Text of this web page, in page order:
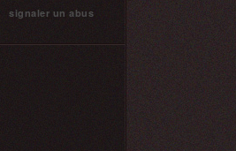
signaler un abus